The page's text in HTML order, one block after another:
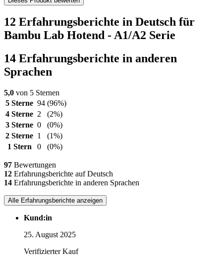
12 Erfahrungsberichte in Deutsch für
Bambu Lab Hotend - A1/A2 Serie
14 Erfahrungsberichte in anderen
Sprachen
5,0 von 5 Sternen
5 Sterne 94 (96%)
4 Sterne 2
(2%)
3 Sterne 0
(0%)
2 Sterne 1
(1%)
1 Stern
0 (0%)
97 Bewertungen
12 Erfahrungsberichte auf Deutsch
14 Erfahrungsberichte in anderen Sprachen
Alle Erfahrungsberichte anzeigen
Kund:in
25. August 2025
Verifizierter Kauf